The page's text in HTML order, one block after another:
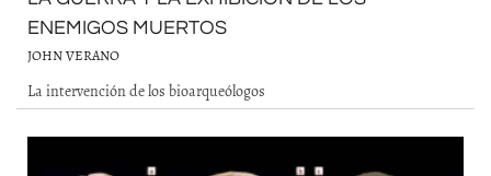
ENEMIGOS MUERTOS
JOHN VERANO
La intervención de los bioarqueólogos